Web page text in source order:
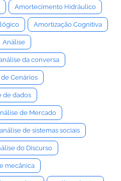
Amortecimento Hidráulico
Amortização Cognitiva
Análise
da conversa
Cenários
de dados
de Mercado
análise de sistemas sociais
do Discurso
mecânica